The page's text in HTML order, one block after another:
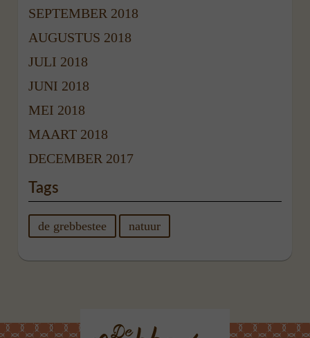
SEPTEMBER 2018
AUGUSTUS 2018
JULI 2018
JUNI 2018
MEI 2018
MAART 2018
DECEMBER 2017
Tags
de grebbestee natuur